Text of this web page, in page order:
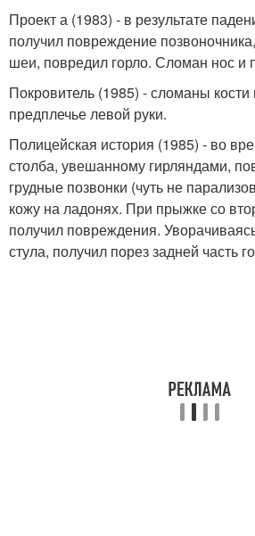
Проект а (1983) - в результате
получил повреждение
шеи, повредил горло. Сломан нос и
Покровитель (1985) - сломаны кости
предплечье левой руки.
Полицейская история (1985) - во
столба, увешанному гирляндами,
грудные позвонки (чуть не
кожу на ладонях. При прыжке со
получил повреждения.
стула, получил порез задней часть